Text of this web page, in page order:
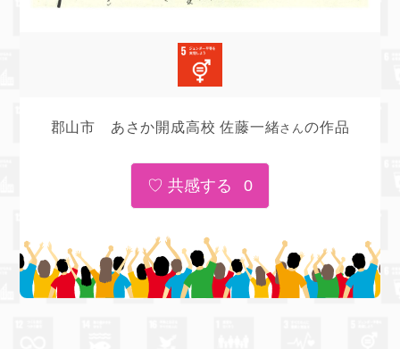
郡山市 あさか開成高校 佐藤一緒さんの作品
0